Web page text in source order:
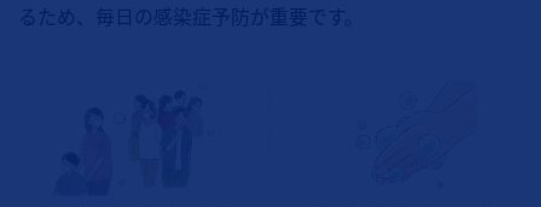
るため、毎日の感染症予防が重要です。